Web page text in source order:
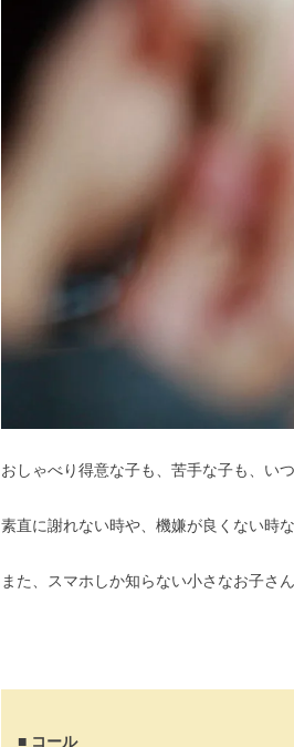
おしゃべり得意な子も、苦手な子も、い
素直に謝れない時や、機嫌が良くない時
また、スマホしか知らない小さなお子さ
■ コール